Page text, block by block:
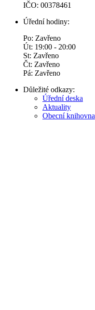
IČO: 00378461
Úřední hodiny:
Po: Zavřeno
Út: 19:00 - 20:00
St: Zavřeno
Čt: Zavřeno
Pá: Zavřeno
Důležité odkazy:
Úřední deska
Aktuality
Obecní knihovna